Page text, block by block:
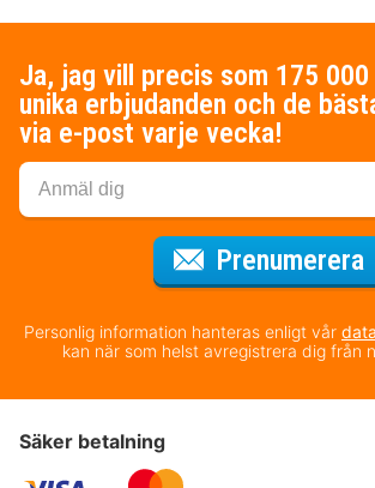
Ja, jag vill precis som 175 000
unika erbjudanden och de
via e-post varje vecka!
Prenumerera
Personlig information hanteras enligt vår
kan när som helst avregistrera dig från
Säker betalning